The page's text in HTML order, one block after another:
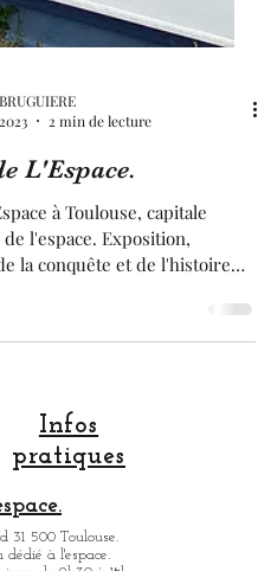
2 min de lecture
L'Espace.
la conquête et de l'histoire